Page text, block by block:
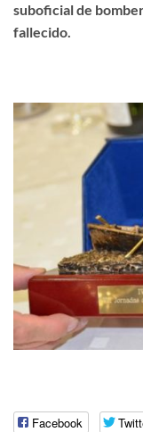
suboficial de
fallecido.
Facebook